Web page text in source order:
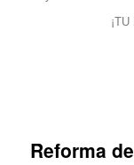
Reforma